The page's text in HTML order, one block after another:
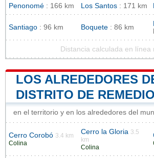
Penonomé : 166 km Los Santos : 171 km
Santiago : 96 km Boquete : 86 km
Distancia calculada en línea
LOS ALREDEDORES
DISTRITO DE
en el territorio y en los alrededores del
Cerro Corobó 3.4 km
Colina
Cerro la Gloria 3.5
km
Colina